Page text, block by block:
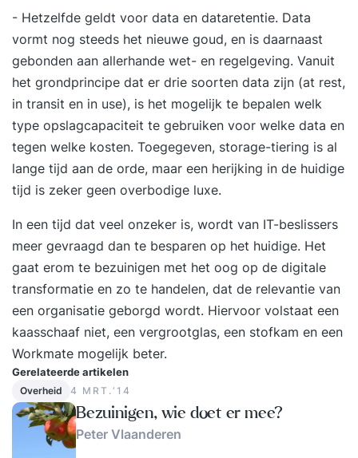
naar projecten afronden * Van miscommunicatie
naar elkaar verstaan * Van eindeloze meetings
naar efficiënte overleggen * Van onduidelijk wie
waar wanneer aan werkt naar transparantie * Van
voortdurende verstoringen naar focus * Van
klanten op afstand naar co-creatie met jouw
klant * Officieel het Scrum.org of IIABC.org
certificaat halen Waarom Agile Scrum Group? *
Voor IT & non-IT teams * Onze trainers zijn ook
coaches in de praktijk * We maken theorie
praktisch * We werken in kleine groepen
Programma * Scrum theorie leren in interactieve
werkvormen (rollen / meetings / artifacten) *
Scrum ervaren in een uitgebreide simulatie * De
rol van de Scrum Master uitdiepen (coachen /
faciliteren / opleiden / impediments)
Kwaliteitsgarantie * Meer dan 10.000 deelnemers
getraind * 1.000 recensies met een 8.6 gemiddeld
op Springest * Niet goed geld terug Enthousiast?
Schrijf je in, download de brochure of neem
contact met ons op!
- Hetzelfde geldt voor data en dataretentie. Data
vormt nog steeds het nieuwe goud, en is daarnaast
gebonden aan allerhande wet- en regelgeving. Vanuit
het grondprincipe dat er drie soorten data zijn (at rest,
in transit en in use), is het mogelijk te bepalen welk
type opslagcapaciteit te gebruiken voor welke data en
tegen welke kosten. Toegegeven, storage-tiering is al
lange tijd aan de orde, maar een herijking in de huidige
tijd is zeker geen overbodige luxe.
In een tijd dat veel onzeker is, wordt van IT-beslissers
meer gevraagd dan te besparen op het huidige. Het
gaat erom te bezuinigen met het oog op de digitale
transformatie en zo te handelen, dat de relevantie van
een organisatie geborgd wordt. Hiervoor volstaat een
kaasschaaf niet, een vergrootglas, een stofkam en een
Workmate mogelijk beter.
Gerelateerde artikelen
Overheid 4 MRT.‘14
Bezuinigen, wie doet er mee?
Peter Vlaanderen